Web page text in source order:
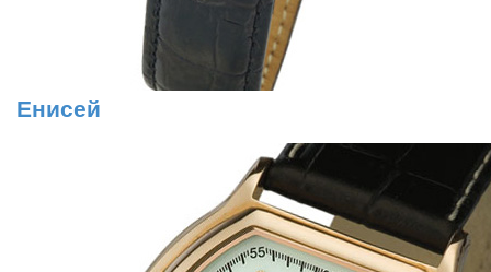
Енисей